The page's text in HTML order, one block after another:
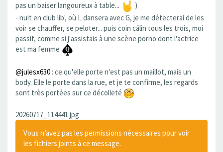
pas un baiser langoureux à table...
)
- nuit en club lib', où L dansera avec G, je me détecterai de les
voir se chauffer, se peloter... puis coin câlin tous les trois, moi
passif, comme si j'assistais à une scène porno dont l'actrice
est ma femme
@julesx630 : ce qu'elle porte n'est pas un maillot, mais un
body. Elle le porte dans la rue, et je te confirme, les regards
sont très portées sur ce décolleté
20260717_114441.jpg
Vous n’avez pas les permissions nécessaires pour voir
les fichiers joints à ce message.